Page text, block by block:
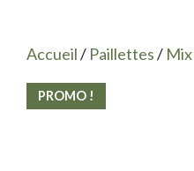
Accueil/ Paillettes/ Mix
PROMO !